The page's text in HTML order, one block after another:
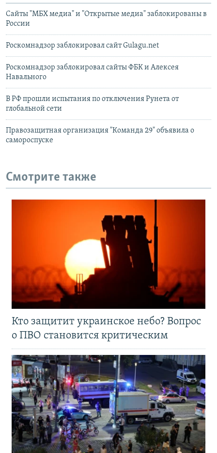
Сайты "МБХ медиа" и "Открытые медиа" заблокированы в
России
Роскомнадзор заблокировал сайт Gulagu.net
Роскомнадзор заблокировал сайты ФБК и Алексея
Навального
В РФ прошли испытания по отключения Рунета от
глобальной сети
Правозащитная организация "Команда 29" объявила о
самороспуске
Смотрите также
Кто защитит украинское небо? Вопрос
о ПВО становится критическим